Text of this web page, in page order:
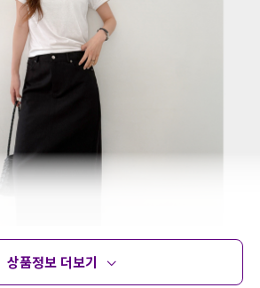
상품정보 더보기